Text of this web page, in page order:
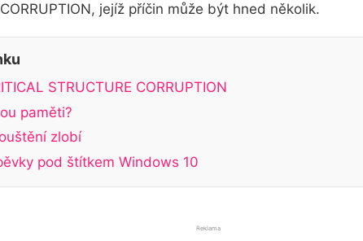
jejíž příčin může být hned několik.
STRUCTURE CORRUPTION
paměti?
zlobí
pod štítkem Windows 10
Reklama